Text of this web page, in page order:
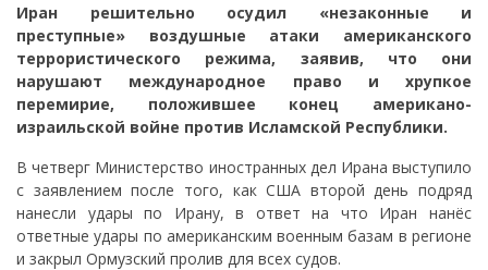
Иран решительно осудил «незаконные и
преступные» воздушные атаки американского
террористического режима, заявив, что они
нарушают международное право и хрупкое
перемирие, положившее конец американо-
израильской войне против Исламской Республики.
В четверг Министерство иностранных дел Ирана выступило
с заявлением после того, как США второй день подряд
нанесли удары по Ирану, в ответ на что Иран нанёс
ответные удары по американским военным базам в регионе
и закрыл Ормузский пролив для всех судов.